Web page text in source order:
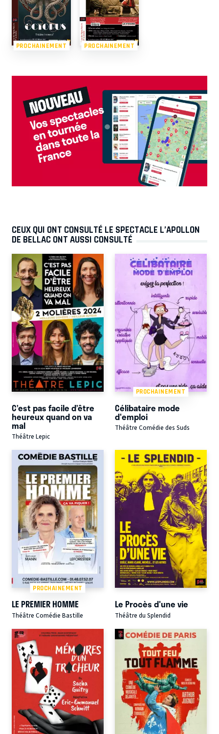
PROCHAINEMENT PROCHAINEMENT
CEUX QUI ONT CONSULTÉ LE SPECTACLE L’APOLLON
DE BELLAC ONT AUSSI CONSULTÉ
C’est pas facile d’être
heureux quand on va
mal
Théâtre Lepic
PROCHAINEMENT
Célibataire mode
d'emploi
Théâtre Comédie des Suds
PROCHAINEMENT
LE PREMIER HOMME
Théâtre Comédie Bastille
Le Procès d'une vie
Théâtre du Splendid